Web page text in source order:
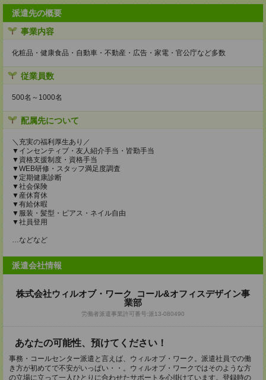
派遣先の概要
事業内容
化粧品・健康食品・自動車・不動産・広告・家電・官公庁など多数
従業員数
500名～1000名
配属先について
＼充実の福利厚生あり／
▼インセンティブ・友人紹介手当・皆勤手当
▼資格支援制度・資格手当
▼WEB研修・スタッフ満足度調査
▼定期健康診断
▼社会保険
▼産休育休
▼有給休暇
▼服装・髪型・ピアス・ネイル自由
▼社員登用
…などなど
派遣会社情報
株式会社ウィルオブ・ワーク コール&オフィスデザイン事
業部
労働者派遣事業許可番号:派13-080490
あなたの可能性、預けてください！
事務・コールセンター派遣と言えば、ウィルオブ・ワーク。派遣社員での働
き方が初めてで不安がいっぱい・・。ウィルオブ・ワークではそのような方
の立場に立って一人ひとりに合わせたサポートを心掛けています。登録時の